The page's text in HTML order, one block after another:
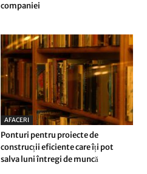
companiei
AFACERI
Ponturi pentru proiecte de
construcții eficiente care îți pot
salva luni întregi de muncă